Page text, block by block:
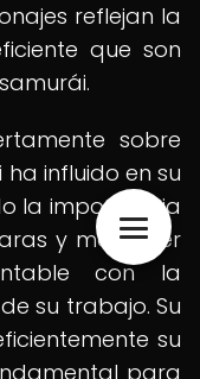
reflejan la
que son
sobre
influido en su
la importancia
y mantener
con la
su trabajo. Su
su
para